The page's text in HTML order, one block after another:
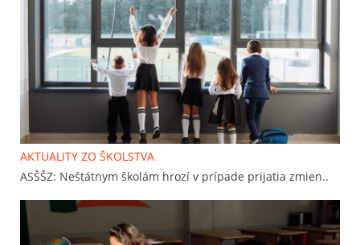
AKTUALITY ZO ŠKOLSTVA
ASŠŠZ: Neštátnym školám hrozí v prípade prijatia zmien..